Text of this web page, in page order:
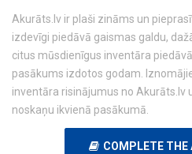
Akurāts.lv ir plaši zināms un
izdevīgi piedāvā gaismas galdu,
citus mūsdienīgus inventāra
pasākums izdotos godam.
inventāra risinājumus no Akurāts.lv
noskaņu ikvienā pasākumā.
COMPLETE THE